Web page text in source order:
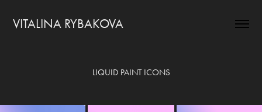
VITALINA RYBAKOVA
LIQUID PAINT ICONS